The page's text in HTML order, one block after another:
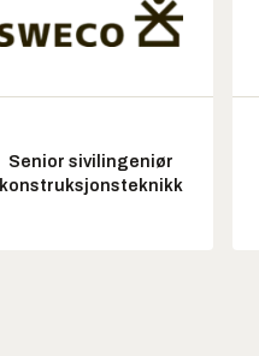
Senior sivilingeniør
konstruksjonsteknikk